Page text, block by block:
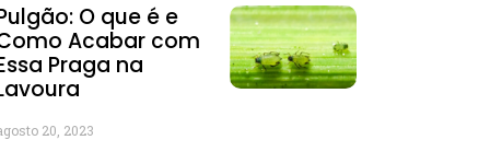
O que é e
Acabar com
Praga na
20, 2023